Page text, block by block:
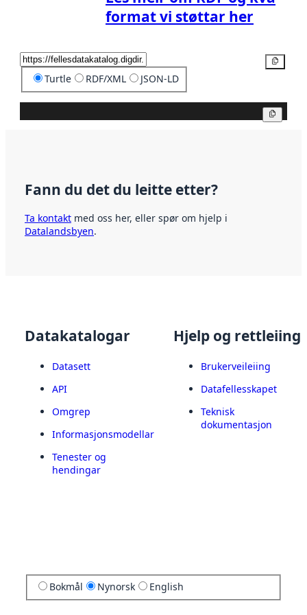
format vi støttar her
Turtle RDF/XML JSON-LD
Fann du det du leitte etter?
Ta kontakt med oss her, eller spør om hjelp i
Datalandsbyen.
Datakatalogar
Datasett
API
Omgrep
Informasjonsmodellar
Tenester og
hendingar
Hjelp og rettleiing
Brukerveileiing
Datafellesskapet
Teknisk
dokumentasjon
Bokmål Nynorsk English